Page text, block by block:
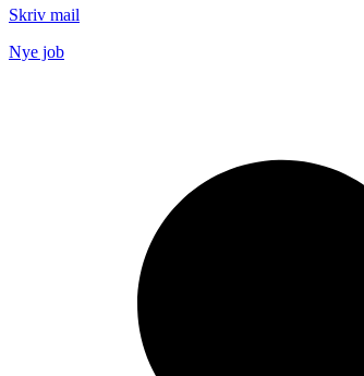
Skriv mail
Nye job